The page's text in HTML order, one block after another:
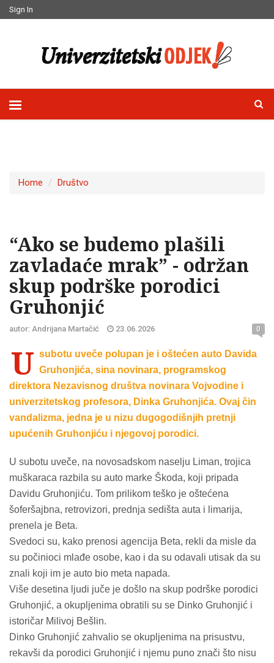
Sign In
Home Društvo
“Ako se budemo plašili
zavladaće mrak” - održan
skup podrške porodici
Gruhonjić
autor: Andrijana Martačić 23.06.2026 0
U subotu uveče polupan je i oštećen auto Davida
Gruhonjića, sina novinara, programskog
direktora Nezavisnog društva novinara Vojvodine i
univerzitetskog profesora, Dinka Gruhonjića. Ovaj čin
vandalizma, jedna je u nizu dugogodišnjih pretnji
upućenih Gruhonjiću i njegovoj porodici.
U subotu uveče, na novosadskom naselju Liman, trojica
muškaraca razbila su auto marke Škoda, koji pripada
Davidu Gruhonjiću. Tom prilikom teško je oštećena
šoferšajbna, retrovizori, prednja sedišta auta i limarija,
prenela je Beta.
Svedoci su, kako prenosi agencija Beta, rekli da misle da
su počinioci mlađe osobe, kao i da su odavali utisak da su
znali koji im je auto bio meta napada.
Više desetina ljudi juče je došlo na skup podrške porodici
Gruhonjić, a okupljenima obratili su se Dinko Gruhonjić i
istoričar Milivoj Bešlin.
Dinko Gruhonjić zahvalio se okupljenima na prisustvu,
rekavši da porodici Gruhonjić i njemu puno znači što nisu